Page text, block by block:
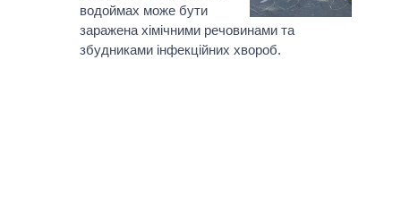
ГОЛОВИ ОБЛАДМІНІСТРАЦІЙ
МЕРИ МІСТ
ВСІ ПЕРСОНИ
ПОРІВНЯННЯ ПОЛІТИКІВ
водоймах може бути
заражена хімічними речовинами та
збудниками інфекційних хвороб.